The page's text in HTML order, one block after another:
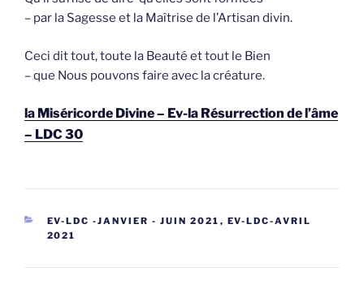
– par la Sagesse et la Maîtrise de l’Artisan divin.
Ceci dit tout, toute la Beauté et tout le Bien
– que Nous pouvons faire avec la créature.
la Miséricorde Divine – Ev-la Résurrection de l’âme
– LDC 30
CATEGORIEËN
EV-LDC -JANVIER - JUIN 2021 , EV-LDC-AVRIL
2021